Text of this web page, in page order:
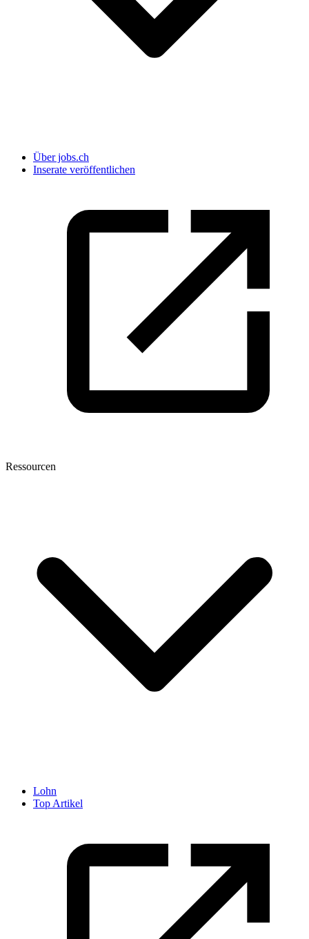
Über jobs.ch
Inserate veröffentlichen
Ressourcen
Lohn
Top Artikel